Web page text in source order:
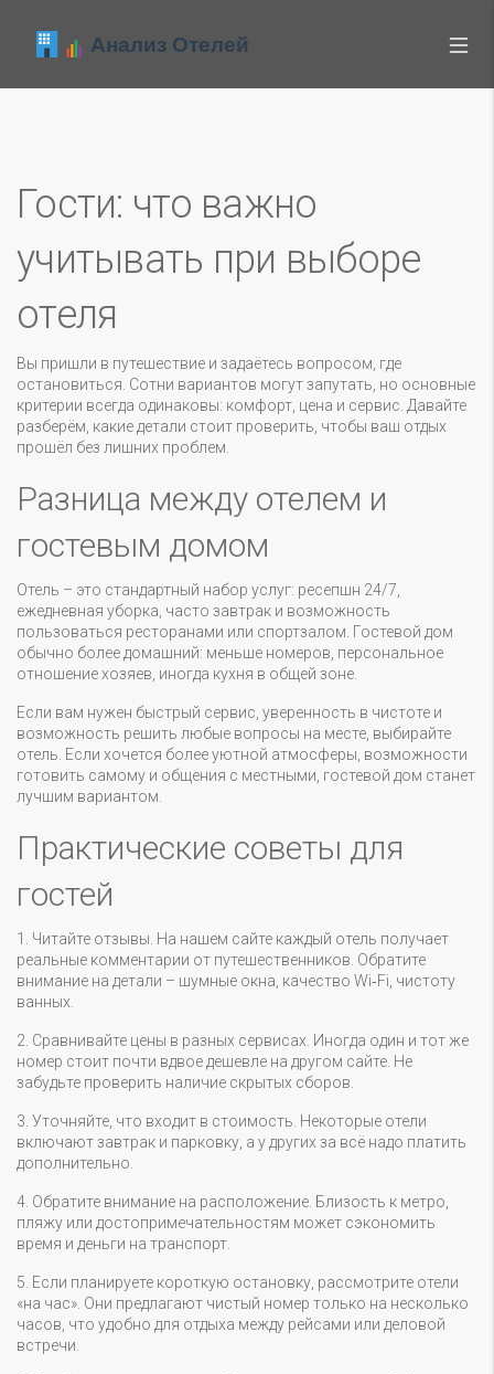
Гости: что важно
учитывать при выборе
отеля
Вы пришли в путешествие и задаётесь вопросом, где
остановиться. Сотни вариантов могут запутать, но основные
критерии всегда одинаковы: комфорт, цена и сервис. Давайте
разберём, какие детали стоит проверить, чтобы ваш отдых
прошёл без лишних проблем.
Разница между отелем и
гостевым домом
Отель – это стандартный набор услуг: ресепшн 24/7,
ежедневная уборка, часто завтрак и возможность
пользоваться ресторанами или спортзалом. Гостевой дом
обычно более домашний: меньше номеров, персональное
отношение хозяев, иногда кухня в общей зоне.
Если вам нужен быстрый сервис, уверенность в чистоте и
возможность решить любые вопросы на месте, выбирайте
отель. Если хочется более уютной атмосферы, возможности
готовить самому и общения с местными, гостевой дом станет
лучшим вариантом.
Практические советы для
гостей
1. Читайте отзывы. На нашем сайте каждый отель получает
реальные комментарии от путешественников. Обратите
внимание на детали – шумные окна, качество Wi‑Fi, чистоту
ванных.
2. Сравнивайте цены в разных сервисах. Иногда один и тот же
номер стоит почти вдвое дешевле на другом сайте. Не
забудьте проверить наличие скрытых сборов.
3. Уточняйте, что входит в стоимость. Некоторые отели
включают завтрак и парковку, а у других за всё надо платить
дополнительно.
4. Обратите внимание на расположение. Близость к метро,
пляжу или достопримечательностям может сэкономить
время и деньги на транспорт.
5. Если планируете короткую остановку, рассмотрите отели
«на час». Они предлагают чистый номер только на несколько
часов, что удобно для отдыха между рейсами или деловой
встречи.